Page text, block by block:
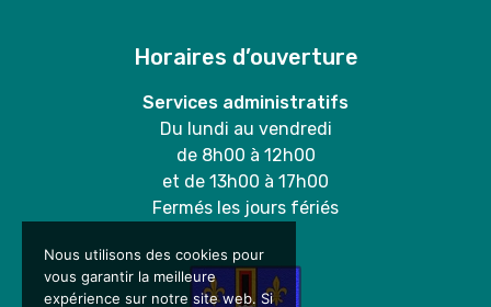
Horaires d’ouverture
Services administratifs
Du lundi au vendredi
de 8h00 à 12h00
et de 13h00 à 17h00
Fermés les jours fériés
Nous utilisons des cookies pour
vous garantir la meilleure
expérience sur notre site web. Si